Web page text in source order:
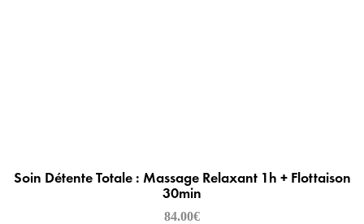
Soin Détente Totale : Massage Relaxant 1h + Flottaison
30min
84.00€